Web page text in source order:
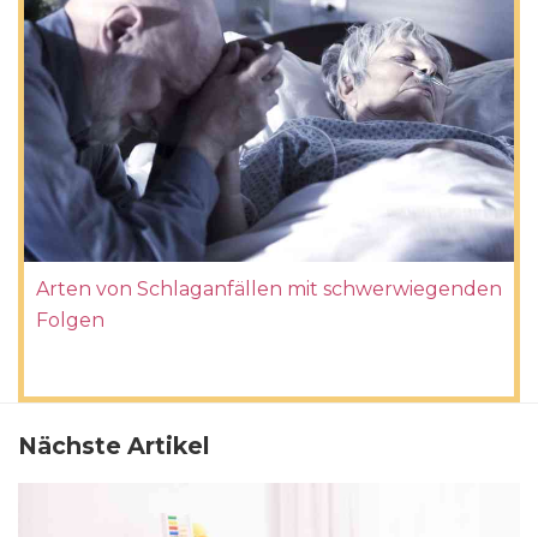
Arten von Schlaganfällen mit schwerwiegenden
Folgen
Nächste Artikel